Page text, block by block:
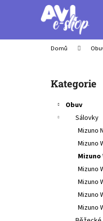
Domů
Přeskočit
kategorie
Kategorie
Obuv
Sálovky
Mizuno
Mizuno
Mizuno
Mizuno
Mizuno
Mizuno
Mizuno
í
Zpět
do
Zpět
do
MIZUNO